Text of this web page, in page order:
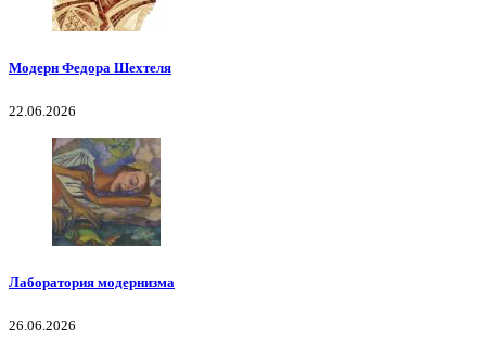
Модерн Федора Шехтеля
22.06.2026
Лаборатория модернизма
26.06.2026